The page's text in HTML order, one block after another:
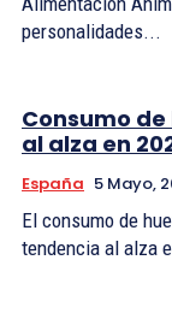
personalidades...
Consumo
al alza en
España 5 Mayo,
El consumo de
tendencia al alza